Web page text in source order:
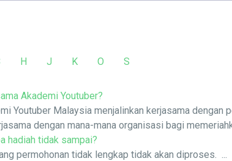
H J K O S
Akademi Youtuber?
Youtuber Malaysia menjalinkan kerjasama
dengan mana-mana organisasi bagi
hadiah tidak sampai?
permohonan tidak lengkap tidak akan diproses. ...